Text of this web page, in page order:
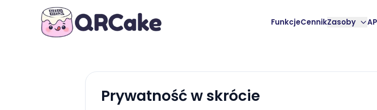
FunkcjeCennikZasoby
Prywatność w skrócie